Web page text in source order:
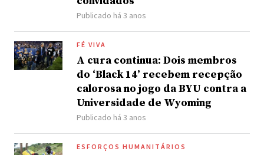
Publicado há 3 anos
FÉ VIVA
A cura continua: Dois membros
do ‘Black 14’ recebem recepção
calorosa no jogo da BYU contra a
Universidade de Wyoming
Publicado há 3 anos
ESFORÇOS HUMANITÁRIOS